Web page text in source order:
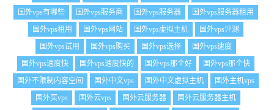
国外vps有哪些
国外vps服务商 国外vps服务器
国外vps服务器租用
国外vps租用
国外vps网站 国外vps虚拟主机
国外vps评测
国外vps试用
国外vps购买 国外vps选择
国外vps速度
国外vps速度快
国外vps速度快的 国外vps那个好
国外vps那个快
国外不限制内容空间
国外中文vps 国外中文虚拟主机
国外主机vps
国外买vps
国外云vps 国外云服务器
国外云服务器主机